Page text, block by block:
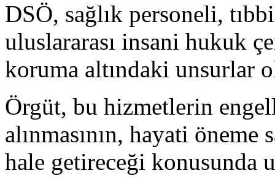
DSÖ, sağlık personeli,
uluslararası insani hukuk
koruma altındaki unsurlar
Örgüt, bu hizmetlerin
alınmasının, hayati
hale getireceği konusunda